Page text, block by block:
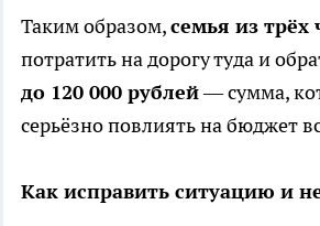
Таким образом,семья из трёх
потратить на дорогу туда и
до 120 000 рублей— сумма,
серьёзно повлиять на бюджет
Как исправить ситуацию и